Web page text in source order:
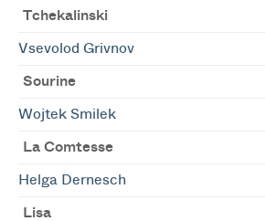
Tchekalinski
Vsevolod Grivnov
Sourine
Wojtek Smilek
La Comtesse
Helga Dernesch
Lisa